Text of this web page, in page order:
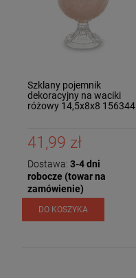
Szklany pojemnik
dekoracyjny na waciki
różowy 14,5x8x8 156344
41,99 zł
Dostawa: 3-4 dni
robocze (towar na
zamówienie)
DO KOSZYKA